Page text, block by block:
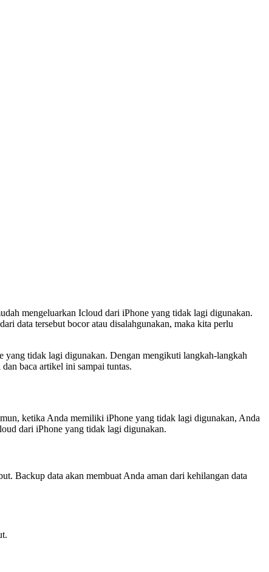
mengeluarkan Icloud dari iPhone yang tidak lagi digunakan.
data tersebut bocor atau disalahgunakan, maka kita perlu
yang tidak lagi digunakan. Dengan mengikuti langkah-langkah
baca artikel ini sampai tuntas.
ketika Anda memiliki iPhone yang tidak lagi digunakan, Anda
dari iPhone yang tidak lagi digunakan.
Backup data akan membuat Anda aman dari kehilangan data